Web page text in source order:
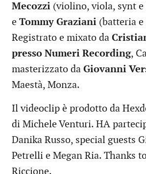
Mecozzi (violino, viola, synt e
e Tommy Graziani (batteria
Registrato e mixato da
presso Numeri Recording,
masterizzato da Giovanni
Maestà, Monza.
Il videoclip è prodotto da
di Michele Venturi. HA
Danika Russo, special guests
Petrelli e Megan Ria. Thanks